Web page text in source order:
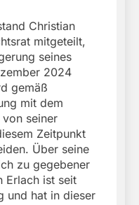
Christian
mitgeteilt,
seines
2024
gemäß
mit dem
seiner
Zeitpunkt
Über seine
zu gegebener
Erlach ist seit
und hat in dieser